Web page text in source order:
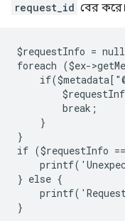
request_id বের করে।
$requestInfo =
foreach ($ex-
        break;
    }
}
if ($requestInfo
} else {
}